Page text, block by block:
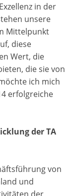
in der
unsere
Mittelpunkt
diese
Wert, die
die sie von
ich mich
erfolgreiche
der TA
von
und